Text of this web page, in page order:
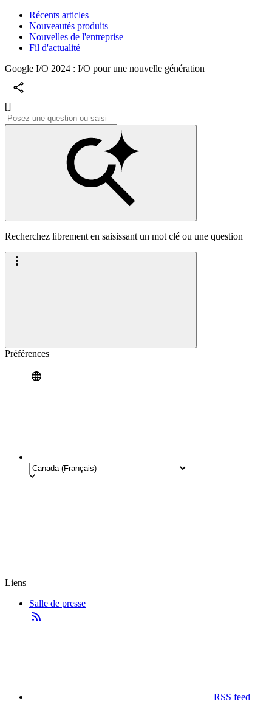
Récents articles
Nouveautés produits
Nouvelles de l'entreprise
Fil d'actualité
Google I/O 2024 : I/O pour une nouvelle génération
[]
Recherchez librement en saisissant un mot clé ou une question
Préférences
Liens
Salle de presse
RSS feed